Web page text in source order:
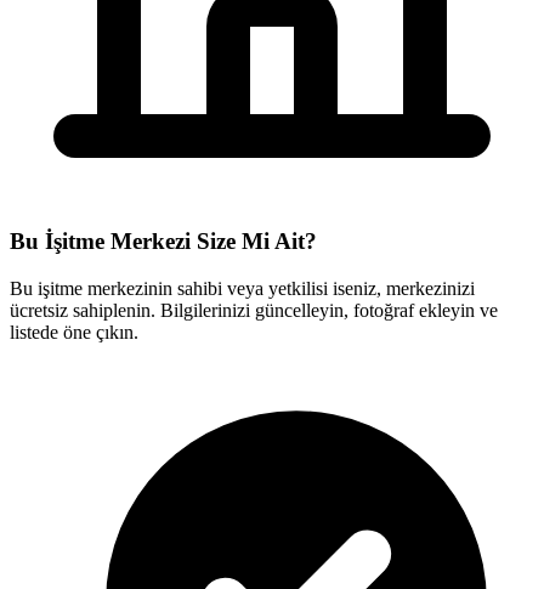
Bu İşitme Merkezi Size Mi Ait?
Bu işitme merkezinin sahibi veya yetkilisi iseniz, merkezinizi
ücretsiz sahiplenin. Bilgilerinizi güncelleyin, fotoğraf ekleyin ve
listede öne çıkın.